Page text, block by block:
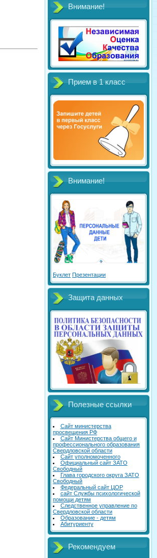
Внимание!
Прием в 1 класс
Внимание!
Буклет Презентации
Защита данных
Полезные ссылки
Сайт министерства
просвещения РФ
Сайт Министерства общего и
профессионального образования
Свердловской области
Сайт уполномоченного
Официальный сайт ЗАТО
Свободный
Глава городского округа ЗАТО
Свободный
Федеральный сайт ЦОР
сайт Службы психологической
помощи детям
Следственное управление по
Свердловской области
Образование - детям
Абитуриенту
Рекомендуем